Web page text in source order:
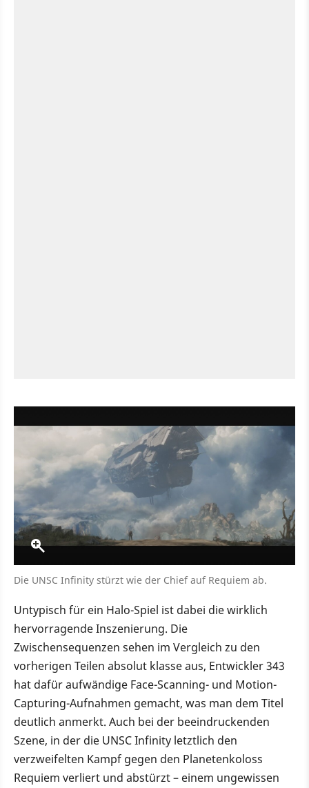
Die UNSC Infinity stürzt wie der Chief auf Requiem ab.
Untypisch für ein Halo-Spiel ist dabei die wirklich
hervorragende Inszenierung. Die
Zwischensequenzen sehen im Vergleich zu den
vorherigen Teilen absolut klasse aus, Entwickler 343
hat dafür aufwändige Face-Scanning- und Motion-
Capturing-Aufnahmen gemacht, was man dem Titel
deutlich anmerkt. Auch bei der beeindruckenden
Szene, in der die UNSC Infinity letztlich den
verzweifelten Kampf gegen den Planetenkoloss
Requiem verliert und abstürzt – einem ungewissen